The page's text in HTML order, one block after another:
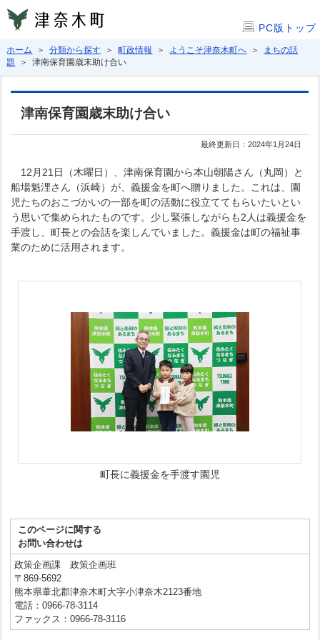
PC版トップ
ホーム ＞分類から探す ＞町政情報 ＞ ようこそ津奈木町へ ＞
まちの話
題
＞ 津南保育園歳末助け合い
津南保育園歳末助け合い
最終更新日：2024年1月24日
12月21日（木曜日）、津南保育園から本山朝陽さん（丸岡）と
船場魁浬さん（浜崎）が、義援金を町へ贈りました。これは、園
児たちのおこづかいの一部を町の活動に役立ててもらいたいとい
う思いで集められたものです。少し緊張しながらも2人は義援金を
手渡し、町長との会話を楽しんでいました。義援金は町の福祉事
業のために活用されます。
町長に義援金を手渡す園児
このページに関する
お問い合わせは
政策企画課 政策企画班
〒869-5692
熊本県葦北郡津奈木町大字小津奈木2123番地
電話：0966-78-3114
ファックス：0966-78-3116